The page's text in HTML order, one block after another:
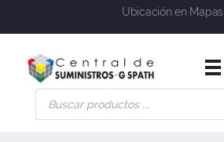
Ubicación en Mapas
Central de Suministros Gspath
Suministros y soluciones integrales para su empresa o negocio